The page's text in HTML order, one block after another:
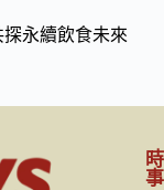
永續飲食未來
時
事